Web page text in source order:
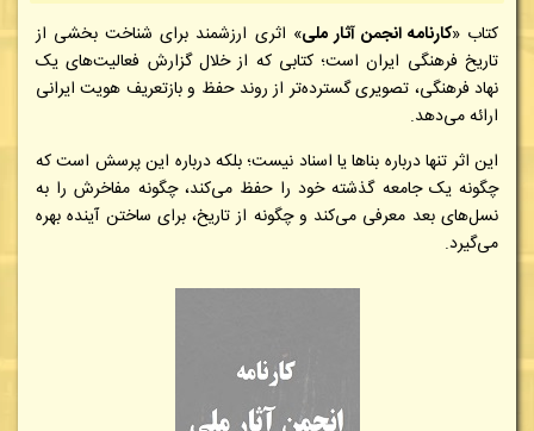
کتاب «کارنامه انجمن آثار ملی» اثری ارزشمند برای شناخت بخشی از
تاریخ فرهنگی ایران است؛ کتابی که از خلال گزارش فعالیت‌های یک
نهاد فرهنگی، تصویری گسترده‌تر از روند حفظ و بازتعریف هویت ایرانی
ارائه می‌دهد.
این اثر تنها درباره بناها یا اسناد نیست؛ بلکه درباره این پرسش است که
چگونه یک جامعه گذشته خود را حفظ می‌کند، چگونه مفاخرش را به
نسل‌های بعد معرفی می‌کند و چگونه از تاریخ، برای ساختن آینده بهره
می‌گیرد.